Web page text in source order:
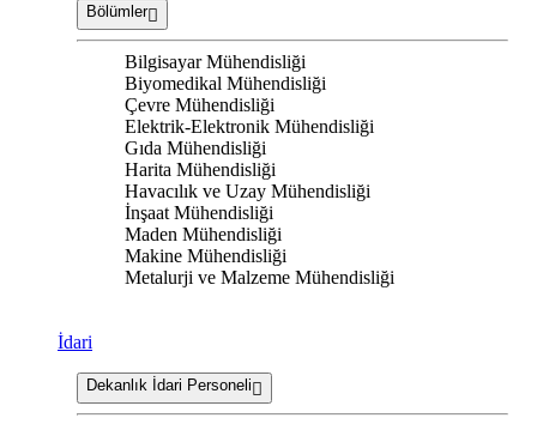
Bölümler
Bilgisayar Mühendisliği
Biyomedikal Mühendisliği
Çevre Mühendisliği
Elektrik-Elektronik Mühendisliği
Gıda Mühendisliği
Harita Mühendisliği
Havacılık ve Uzay Mühendisliği
İnşaat Mühendisliği
Maden Mühendisliği
Makine Mühendisliği
Metalurji ve Malzeme Mühendisliği
İdari
Dekanlık İdari Personeli